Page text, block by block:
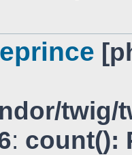
: count():